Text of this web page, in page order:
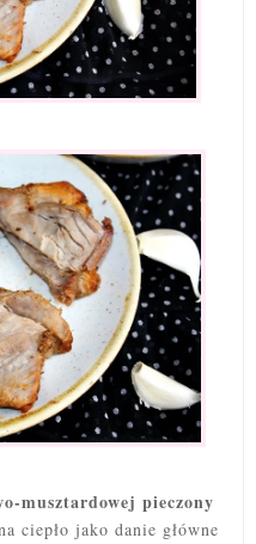
musztardowej pieczony
ciepło jako danie główne